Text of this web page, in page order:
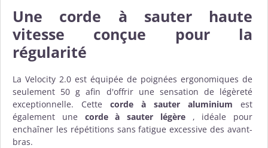
Une corde à sauter haute
vitesse conçue pour la
régularité
La Velocity 2.0 est équipée de poignées ergonomiques de
seulement 50 g afin d'offrir une sensation de légèreté
exceptionnelle. Cette corde à sauter aluminium est
également une corde à sauter légère, idéale pour
enchaîner les répétitions sans fatigue excessive des avant-
bras.